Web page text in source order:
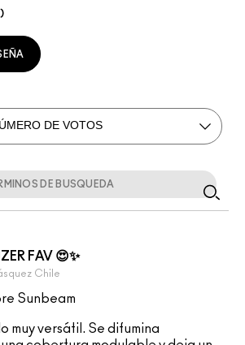
FAV 😍✨️
Chile
Sunbeam
muy versátil. Se difumina